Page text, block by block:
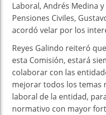
Laboral, Andrés Medina
Pensiones Civiles,
acordó velar por los
Reyes Galindo reiteró
esta Comisión, estará
colaborar con las
mejorar todos los temas
laboral de la entidad,
normativo con mayor